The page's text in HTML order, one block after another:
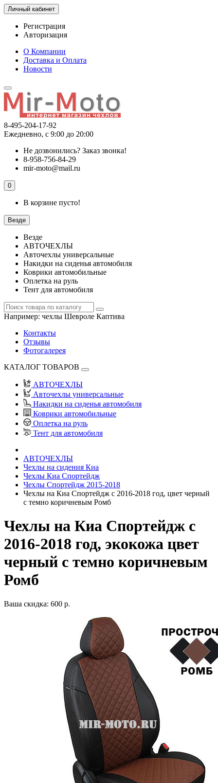
Личный кабинет
Регистрация
Авторизация
О Компании
Доставка и Оплата
Новости
8-495-204-17-92
Ежедневно, с 9:00 до 20:00
Не дозвонились? Заказ звонка!
8-958-756-84-29
mir-moto@mail.ru
0
В корзине пусто!
Везде
Везде
АВТОЧЕХЛЫ
Авточехлы универсальные
Накидки на сиденья автомобиля
Коврики автомобильные
Оплетка на руль
Тент для автомобиля
Например: чехлы Шевроле Каптива
Контакты
Отзывы
Фотогалерея
КАТАЛОГ ТОВАРОВ
АВТОЧЕХЛЫ
Авточехлы универсальные
Накидки на сиденья автомобиля
Коврики автомобильные
Оплетка на руль
Тент для автомобиля
АВТОЧЕХЛЫ
Чехлы на сидения Киа
Чехлы Киа Спортейдж
Чехлы Спортейдж 2015-2018
Чехлы на Киа Спортейдж с 2016-2018 год, цвет черный
с темно коричневым Ромб
Чехлы на Киа Спортейдж с
2016-2018 год, экокожа цвет
черный с темно коричневым
Ромб
Ваша скидка: 600 р.